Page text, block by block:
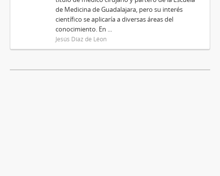
de Medicina de Guadalajara, pero su interés
científico se aplicaría a diversas áreas del
conocimiento. En ...
Jesús Díaz de Léon